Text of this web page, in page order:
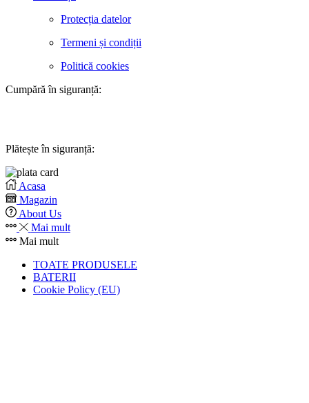
Protecția datelor
Termeni și condiții
Politică cookies
Cumpără în siguranță:
Plătește în siguranță:
Acasa
Magazin
About Us
Mai mult
Mai mult
TOATE PRODUSELE
BATERII
Cookie Policy (EU)